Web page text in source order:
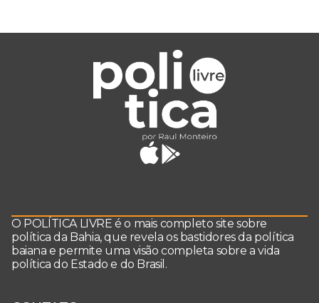
O POLÍTICA LIVRE é o mais completo site sobre
política da Bahia, que revela os bastidores da política
baiana e permite uma visão completa sobre a vida
política do Estado e do Brasil.